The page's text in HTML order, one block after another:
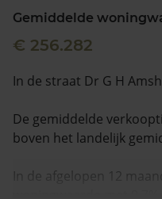
Gemiddelde
€ 256.282
In de straat Dr G H
De gemiddelde
boven het landelijk
In de afgelopen 12